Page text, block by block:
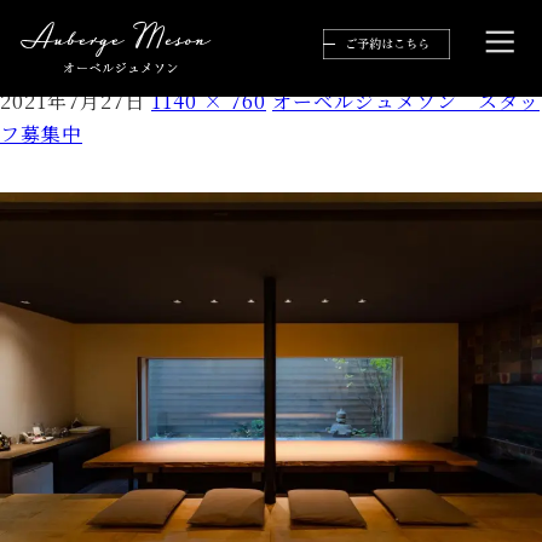
グラフィックス12
2021年7月27日 1140 × 760 オーベルジュメソン スタッ
フ募集中